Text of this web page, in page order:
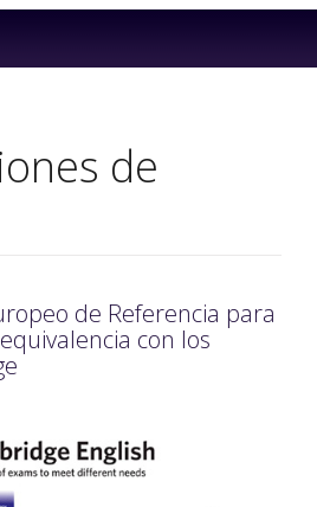
content
de
de Referencia para
con los